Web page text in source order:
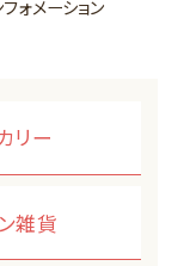
ォメーション
リー
雑貨